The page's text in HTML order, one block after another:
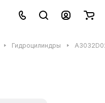
Гидроцилиндры